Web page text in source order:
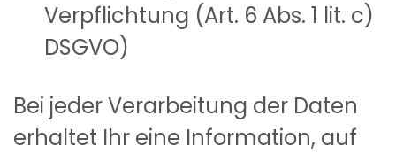
Verpflichtung (Art. 6 Abs. 1 lit. c)
DSGVO)
Bei jeder Verarbeitung der Daten
erhaltet Ihr eine Information, auf